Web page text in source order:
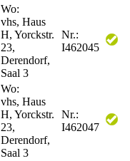
Wo:
vhs, Haus
H, Yorckstr.
23,
Derendorf,
Saal 3
Nr.:
I462045
Wo:
vhs, Haus
H, Yorckstr.
23,
Derendorf,
Saal 3
Nr.:
I462047